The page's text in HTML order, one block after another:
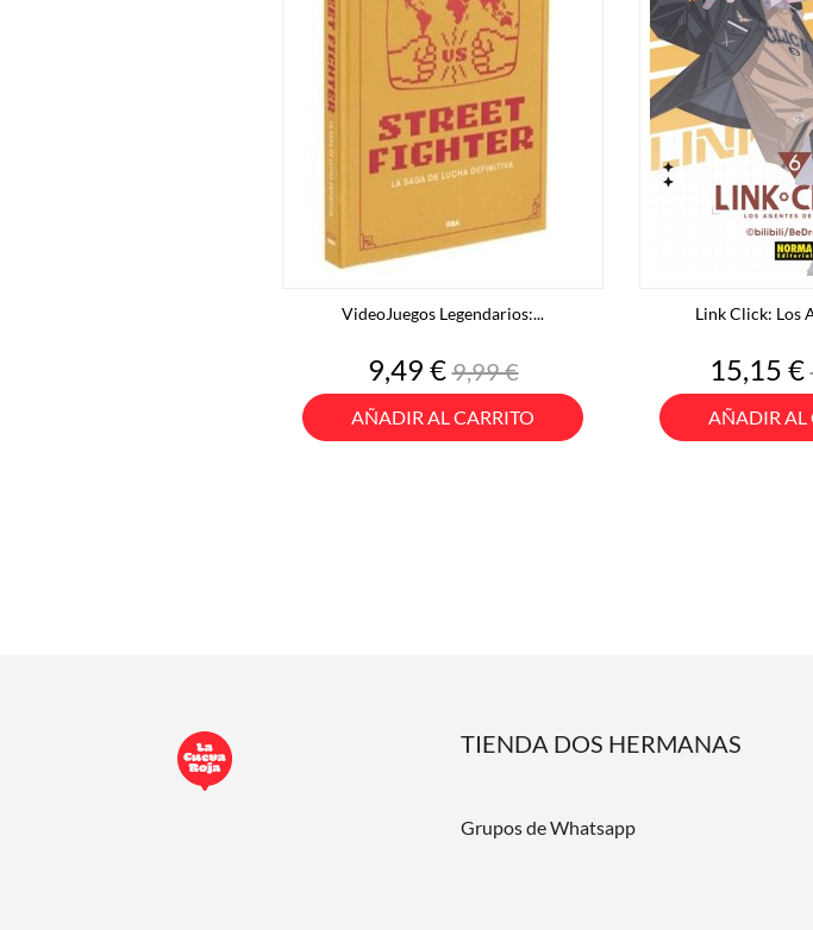
VideoJuegos Legendarios:...
Precio
9,49 €Precio
base
9,99 €
AÑADIR AL CARRITO
Link Click: Los
Precio
15,15 €
AÑADIR AL
TIENDA DOS HERMANAS
Grupos de Whatsapp